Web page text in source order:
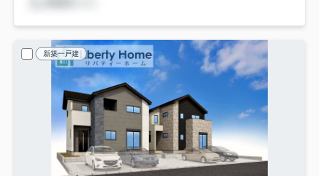
新築一戸建